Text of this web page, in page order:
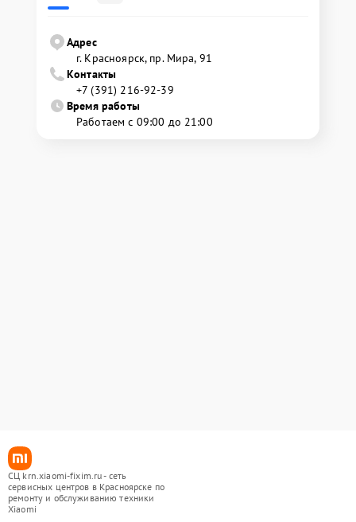
Адрес
г. Красноярск, ​пр. Мира, 91
Контакты
+7 (391) 216-92-39
Время работы
Работаем с 09:00 до 21:00
СЦ krn.xiaomi-fixim.ru - сеть
сервисных центров в Красноярске по
ремонту и обслуживанию техники
Xiaomi